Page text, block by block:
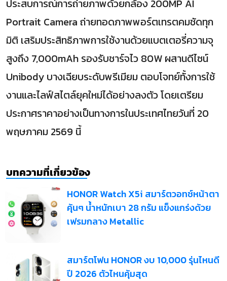
ประสบการณ์การถ่ายภาพด้วยกล้อง 200MP AI
Portrait Camera ถ่ายทอดภาพพอร์ตเทรตคมชัดทุก
มิติ เสริมประสิทธิภาพการใช้งานด้วยแบตเตอรี่ความจุ
สูงถึง 7,000mAh รองรับชาร์จไว 80W ผสานดีไซน์
Unibody บางเฉียบระดับพรีเมียม ตอบโจทย์ทั้งการใช้
งานและไลฟ์สไตล์ยุคใหม่ได้อย่างลงตัว โดยเตรียม
ประกาศราคาอย่างเป็นทางการในประเทศไทยวันที่ 20
พฤษภาคม 2569 นี้
บทความที่เกี่ยวข้อง
HONOR Watch X5i สมาร์ตวอทช์หน้าตา
คุ้นๆ น้ำหนักเบา 28 กรัม แข็งแกร่งด้วย
เฟรมกลาง Metallic
สมาร์ตโฟน HONOR งบ 10,000 รุ่นไหนดี
ปี 2026 ตัวไหนคุ้มสุด